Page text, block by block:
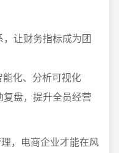
让财务指标成为团
化、分析可视化
盘，提升全员经营
，电商企业才能在风